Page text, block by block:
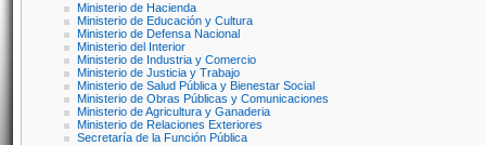
Ministerio de Hacienda
Ministerio de Educación y Cultura
Ministerio de Defensa Nacional
Ministerio del Interior
Ministerio de Industria y Comercio
Ministerio de Justicia y Trabajo
Ministerio de Salud Pública y Bienestar Social
Ministerio de Obras Públicas y Comunicaciones
Ministerio de Agricultura y Ganaderia
Ministerio de Relaciones Exteriores
Secretaría de la Función Pública